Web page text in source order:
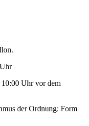
10:00 Uhr vor dem
der Ordnung: Form